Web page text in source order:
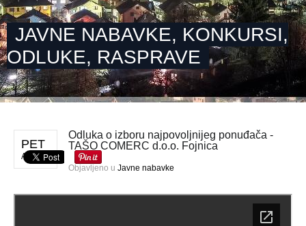
JAVNE NABAVKE, KONKURSI,
ODLUKE, RASPRAVE
PET
APR 12
Odluka o izboru najpovoljnijeg ponuđača -
TAŠO COMERC d.o.o. Fojnica
Objavljeno u Javne nabavke